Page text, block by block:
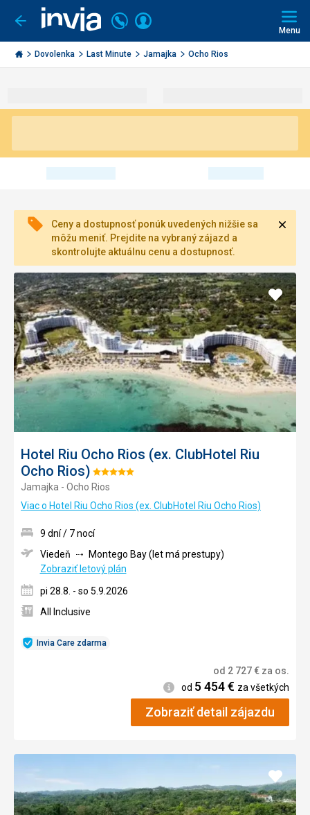
Ísť
späť
Invia.sk
Volajte
+421
2
3221
Prihlásiť
Menu
Dovolenka Last Minute Jamajka Ocho Rios
Ceny a dostupnosť ponúk uvedených nižšie sa
môžu meniť. Prejdite na vybraný zájazd a
skontrolujte aktuálnu cenu a dostupnosť.
Hotel Riu Ocho Rios (ex. ClubHotel Riu
Ocho Rios) Hodnotenie:
5/5
Jamajka - Ocho Rios
Viac o Hotel Riu Ocho Rios (ex. ClubHotel Riu Ocho Rios)
Pridať
do
Invia Care zdarma
9 dní / 7 nocí
Viedeň
Montego Bay (let má prestupy)
Zobraziť letový plán
pi 28.8. - so 5.9.2026
All Inclusive
od 2 727€ za os.
Informácie
od 5 454€ za všetkých
Zobraziť detail zájazdu
Pridať
do